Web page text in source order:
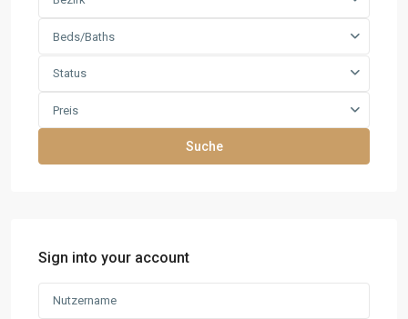
Beds/Baths
Status
Preis
Suche
Sign into your account